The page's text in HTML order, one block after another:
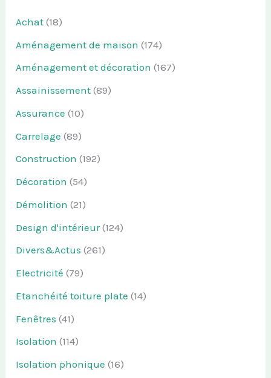
Achat (18)
Aménagement de maison (174)
Aménagement et décoration (167)
Assainissement (89)
Assurance (10)
Carrelage (89)
Construction (192)
Décoration (54)
Démolition (21)
Design d'intérieur(124)
Divers&Actus (261)
Electricité (79)
Etanchéité toiture plate (14)
Fenêtres (41)
Isolation (114)
Isolation phonique (16)